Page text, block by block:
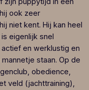
ook zeer
niet kent. Hij kan heel
eigenlijk snel
en werklustig en
staan. Op de
obedience,
veld (jachttraining),